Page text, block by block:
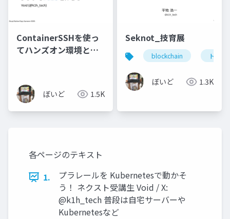
ContainerSSHを使っ
てハンズオン環境とし
ぼいど 1.5K
Seknot_技育展
blockchain トーク
ぼいど 1.3K
各ページのテキスト
1.
プラレールを Kubernetesで動かそ
う！ ネクスト受講生 Void / X:
@k1h_tech 普段は自宅サーバーや
Kubernetesなど